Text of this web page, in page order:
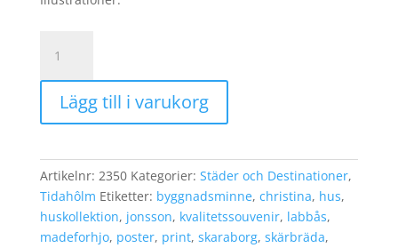
15x20
kort
mängd
Lägg till i varukorg
Artikelnr: 2350 Kategorier: Städer och Destinationer,
Tidahôlm Etiketter: byggnadsminne, christina, hus,
huskollektion, jonsson, kvalitetssouvenir, labbås,
madeforhjo, poster, print, skaraborg, skärbräda,